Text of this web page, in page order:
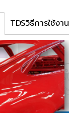
TDSวิธีการใช้งาน